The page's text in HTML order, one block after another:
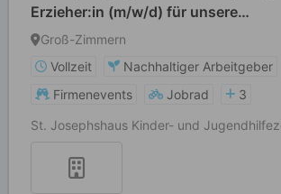
Erzieher:in (m/w/d) für unsere
Kinderinobhutnahme
Groß-Zimmern
Vollzeit
Nachhaltiger Arbeitgeber
Firmenevents
Jobrad
3
St. Josephshaus Kinder- und